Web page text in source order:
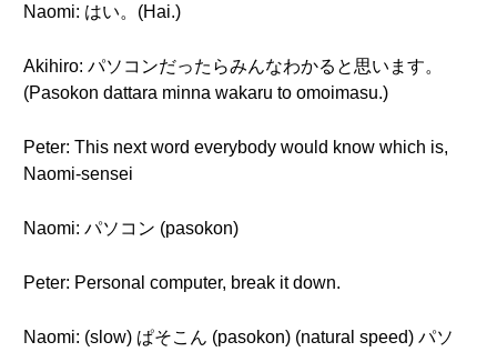
Naomi: はい。(Hai.)
Akihiro: パソコンだったらみんなわかると思います。
(Pasokon dattara minna wakaru to omoimasu.)
Peter: This next word everybody would know which is,
Naomi-sensei
Naomi: パソコン (pasokon)
Peter: Personal computer, break it down.
Naomi: (slow) ぱそこん (pasokon) (natural speed) パソ